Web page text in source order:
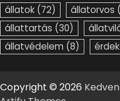
állatok (72) állatorvos
állattartás (30)
állatvédelem (8)
Copyright © 2026